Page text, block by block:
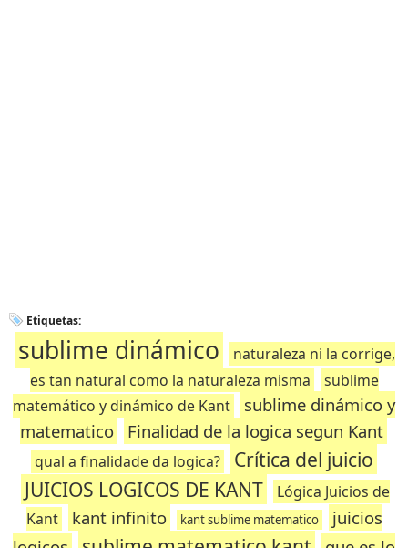
Etiquetas:
sublime dinámico
naturaleza ni la corrige,
es tan natural como la naturaleza misma
sublime
matemático y dinámico de Kant
sublime dinámico y
matematico
Finalidad de la logica segun Kant
qual a finalidade da logica?
Crítica del juicio
JUICIOS LOGICOS DE KANT
Lógica Juicios de
Kant
kant infinito kant sublime matematico
juicios